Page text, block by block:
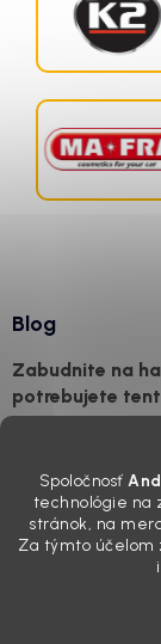
Spoločnosť
technológie na
stránok, na
Za týmto účelom
Blog
Zabudnite na
potrebujete
„upratanom“ aute,
mriežkach
drzo pozerá
Detailing